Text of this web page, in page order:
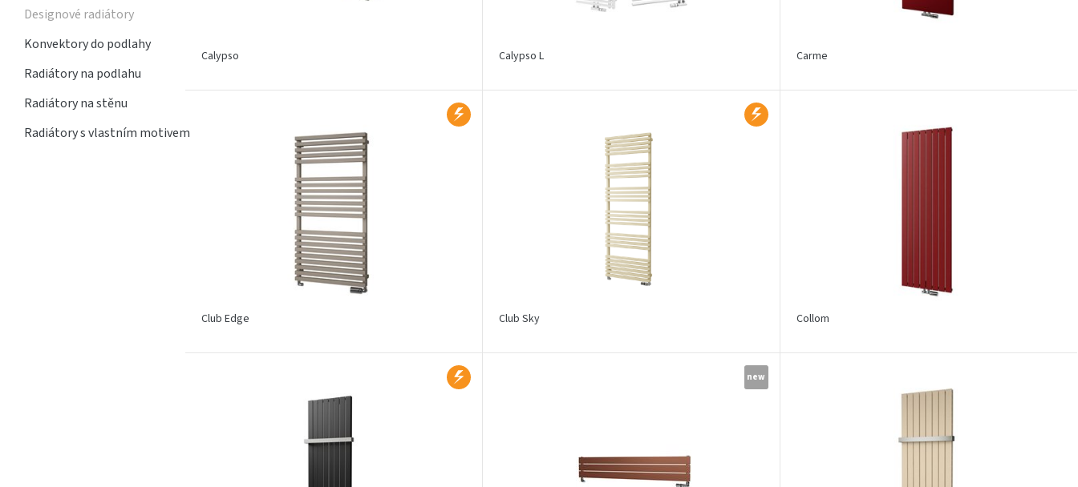
Designové radiátory
Konvektory do podlahy
Radiátory na podlahu
Radiátory na stěnu
Radiátory s vlastním motivem
Calypso Calypso L Carme
Club Edge Club Sky Collom
new